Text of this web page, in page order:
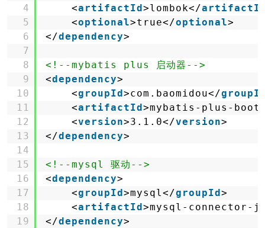
4
5
6
7
8
9
10
11
12
13
14
15
16
17
18
19
<artifactId >lombok</
<optional>true</optional>
</dependency>
<!--mybatis plus 启动器-->
<dependency>
<groupId >com.baomidou</
<artifactId >mybatis-plus-
<version>3.1.0</version>
</dependency>
<!--mysql 驱动-->
<dependency>
<groupId >mysql</groupId >
<artifactId >mysql-connector-
</dependency>